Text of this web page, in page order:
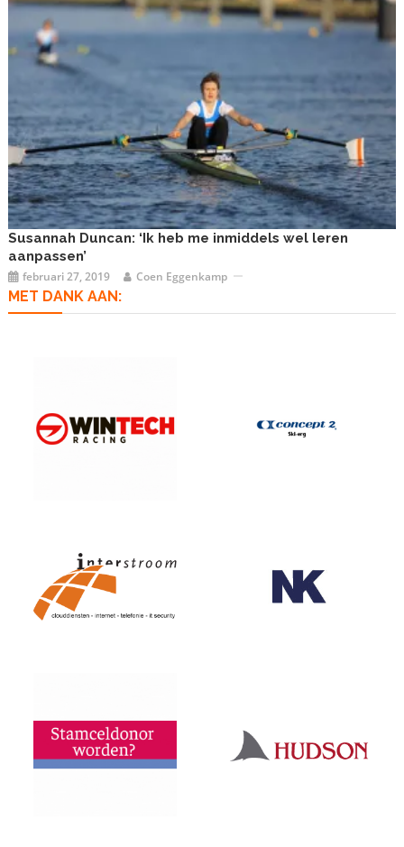
Susannah Duncan: ‘Ik heb me inmiddels wel leren
aanpassen’
februari 27, 2019 Coen Eggenkamp
MET DANK AAN: